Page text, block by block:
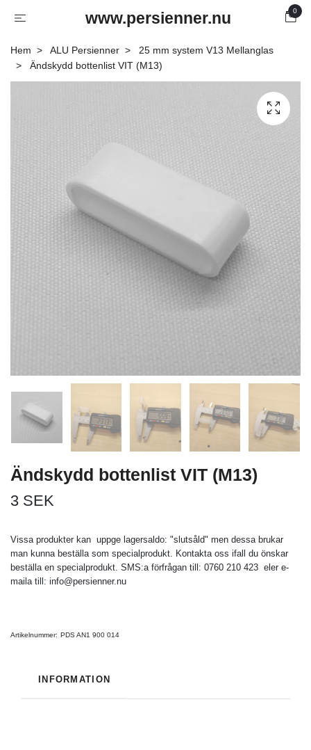
www.persienner.nu 0
Hem ALU Persienner
25 mm system V13 Mellanglas
Ändskydd bottenlist VIT (M13)
Ändskydd bottenlist VIT (M13)
3 SEK
Vissa produkter kan uppge lagersaldo: "slutsåld" men dessa brukar
man kunna beställa som specialprodukt. Kontakta oss ifall du önskar
beställa en specialprodukt. SMS:a förfrågan till: 0760 210 423 eler e-
maila till: info@persienner.nu
Artikelnummer: PDS AN1 900 014
INFORMATION